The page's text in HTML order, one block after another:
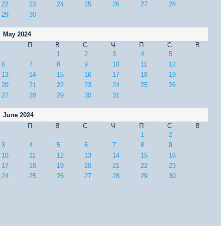
22
23 24 25 26 27
28
29
30
May 2024
П
В С Ч П С
В
1
2 3 4
5
6
7 8 9 10 11
12
13
14 15 16 17 18
19
20
21 22 23 24 25
26
27
28 29 30 31
June 2024
П
В С Ч П С
В
1
2
3
4 5 6 7 8
9
10
11 12 13 14 15
16
17
18 19 20 21 22
23
24
25 26 27 28 29 30